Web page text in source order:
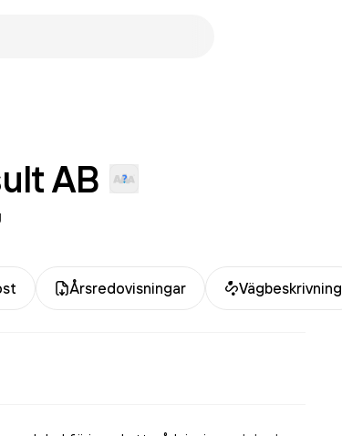
AB
Årsredovisningar Vägbeskrivning